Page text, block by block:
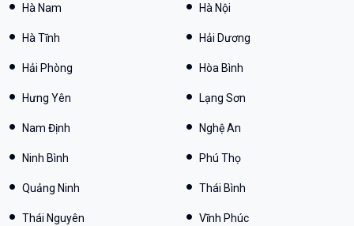
Hà Nam Hà Nội
Hà Tĩnh Hải Dương
Hải Phòng Hòa Bình
Hưng Yên Lạng Sơn
Nam Định Nghệ An
Ninh Bình Phú Thọ
Quảng Ninh Thái Bình
Thái Nguyên Vĩnh Phúc